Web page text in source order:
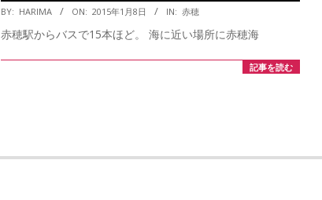
2015-
01-
BY: HARIMA ON: 2015年1月8日 IN: 赤穂
赤穂駅からバスで15本ほど。 海に近い場所に赤穂海
記事を読む